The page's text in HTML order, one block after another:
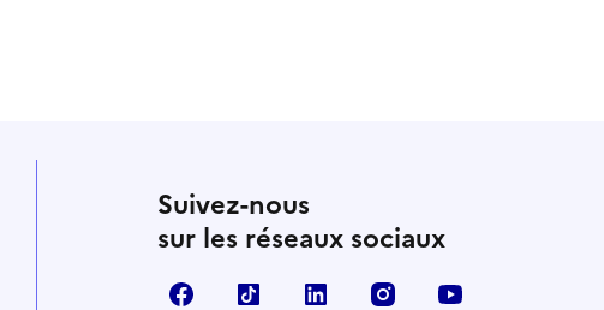
Suivez-nous
sur les réseaux sociaux
FacebookTikTok LinkedIn Instagram